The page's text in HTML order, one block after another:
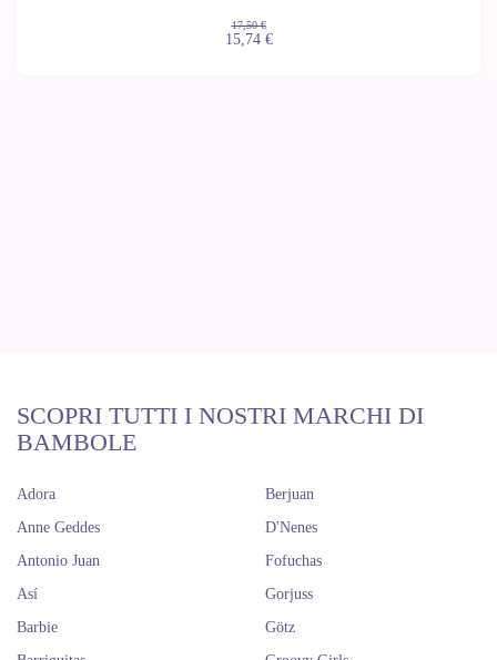
17,50 €
15,74 €
SCOPRI TUTTI I NOSTRI MARCHI DI
BAMBOLE
Adora
Anne Geddes
Antonio Juan
Así
Barbie
Berjuan
D'Nenes
Fofuchas
Gorjuss
Götz